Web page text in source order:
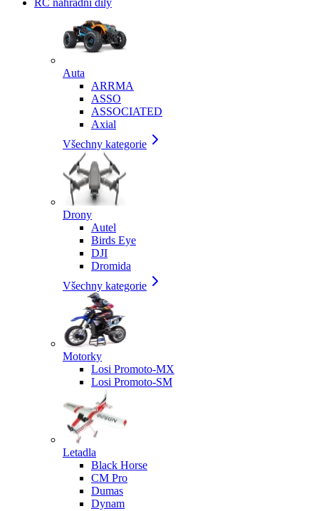
RC náhradní díly
Auta
ARRMA
ASSO
ASSOCIATED
Axial
Všechny kategorie
Drony
Autel
Birds Eye
DJI
Dromida
Všechny kategorie
Motorky
Losi Promoto-MX
Losi Promoto-SM
Letadla
Black Horse
CM Pro
Dumas
Dynam